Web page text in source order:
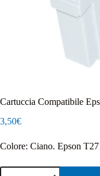
Cartuccia Compatibile
3,50€
Colore: Ciano. Epson
Cartuccia